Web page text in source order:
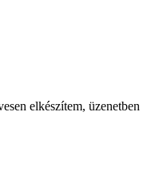
elkészítem, üzenetben